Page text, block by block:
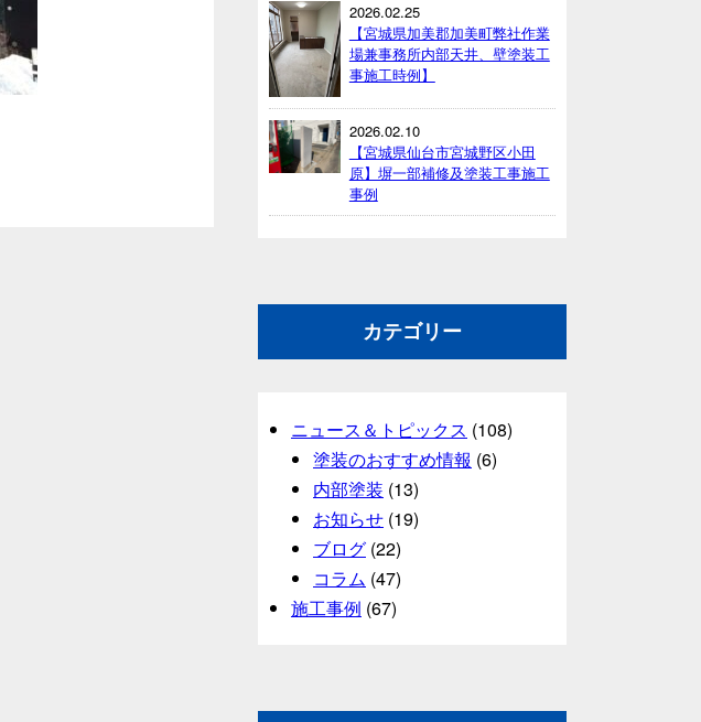
2026.02.25
【宮城県加美郡加美町弊社作業
場兼事務所内部天井、壁塗装工
事施工時例】
2026.02.10
【宮城県仙台市宮城野区小田
原】塀一部補修及塗装工事施工
事例
カテゴリー
ニュース＆トピックス (108)
塗装のおすすめ情報 (6)
内部塗装 (13)
お知らせ (19)
ブログ (22)
コラム (47)
施工事例 (67)